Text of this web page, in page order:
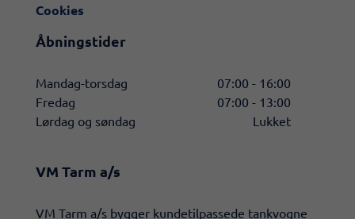
Cookies
Åbningstider
Mandag-torsdag
07:00 - 16:00
Fredag
07:00 - 13:00
Lørdag og søndag
Lukket
VM Tarm a/s
​VM Tarm a/s bygger kundetilpassede tankvogne